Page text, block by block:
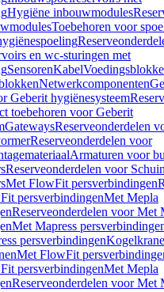
Hygiëne inbouwmodules
Toebehoren voor
en wc-sturingen met
SensorenKabel
Netwerkcomponenten
Geberit hygiënesysteem
toebehoren voor Geberit
GatewaysReserveonderdelen
Reserveonderdelen voor
Armaturen voor
Reserveonderdelen voor
Met FlowFit persverbindingen
persverbindingenMet Mepla
Reserveonderdelen voor Met
Met Mapress
persverbindingen
Met FlowFit
persverbindingenMet Mepla
Reserveonderdelen voor Met